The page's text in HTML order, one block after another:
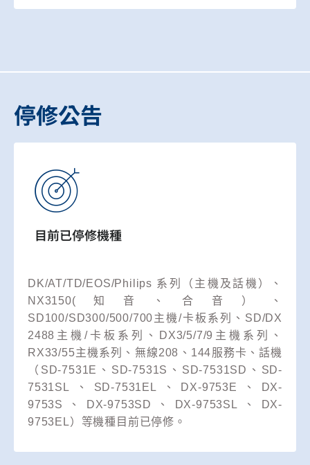
停修公告
目前已停修機種
DK/AT/TD/EOS/Philips 系列（主機及話機）、
NX3150(知音、合音）、
SD100/SD300/500/700主機/卡板系列、SD/DX
2488主機/卡板系列、DX3/5/7/9主機系列、
RX33/55主機系列、無線208、144服務卡、話機
（SD-7531E、SD-7531S、SD-7531SD、SD-
7531SL、SD-7531EL、DX-9753E、DX-
9753S、DX-9753SD、DX-9753SL、DX-
9753EL）等機種目前已停修。